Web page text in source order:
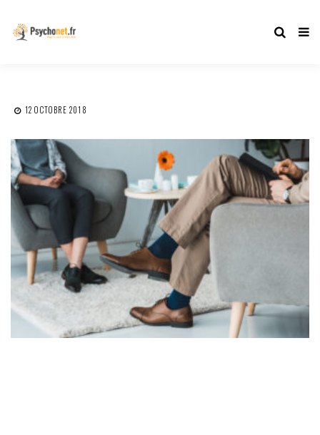
12 OCTOBRE 2018